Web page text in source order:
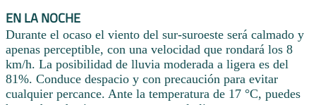
EN LA NOCHE
Durante el ocaso el viento del sur-suroeste será calmado y
apenas perceptible, con una velocidad que rondará los 8
km/h. La posibilidad de lluvia moderada a ligera es del
81%. Conduce despacio y con precaución para evitar
cualquier percance. Ante la temperatura de 17 °C, puedes